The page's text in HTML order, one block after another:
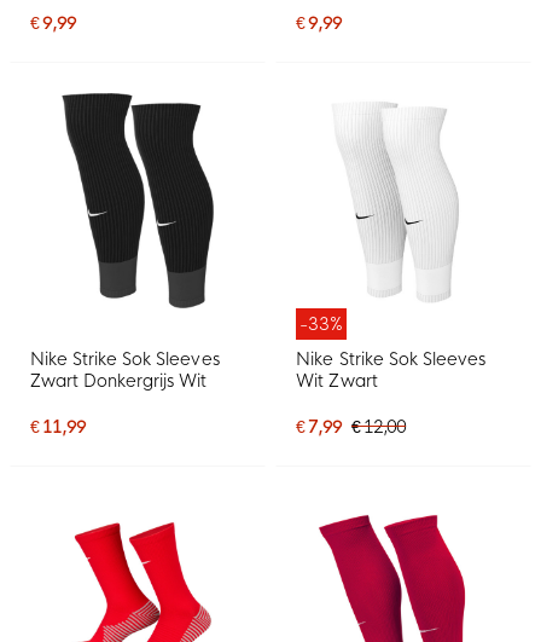
€ 9,99
€ 9,99
Nike Strike Sok Sleeves
Zwart Donkergrijs Wit
€ 11,99
-33%
Nike Strike Sok Sleeves
Wit Zwart
€ 7,99 € 12,00